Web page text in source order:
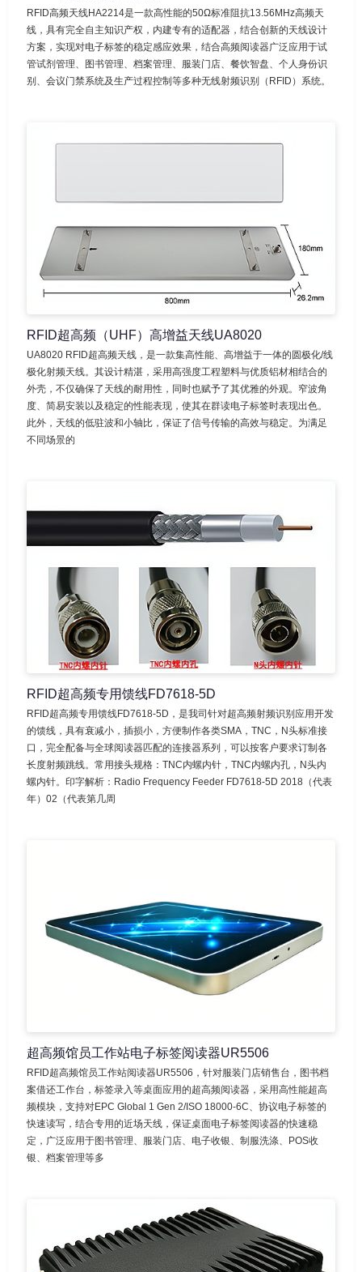
RFID高频天线HA2214是一款高性能的50Ω标准阻抗13.56MHz高频天
线，具有完全自主知识产权，内建专有的适配器，结合创新的天线设计
方案，实现对电子标签的稳定感应效果，结合高频阅读器广泛应用于试
管试剂管理、图书管理、档案管理、服装门店、餐饮智盘、个人身份识
别、会议门禁系统及生产过程控制等多种无线射频识别（RFID）系统。
RFID超高频（UHF）高增益天线UA8020
UA8020 RFID超高频天线，是一款集高性能、高增益于一体的圆极化/线
极化射频天线。其设计精湛，采用高强度工程塑料与优质铝材相结合的
外壳，不仅确保了天线的耐用性，同时也赋予了其优雅的外观。窄波角
度、简易安装以及稳定的性能表现，使其在群读电子标签时表现出色。
此外，天线的低驻波和小轴比，保证了信号传输的高效与稳定。为满足
不同场景的
RFID超高频专用馈线FD7618-5D
RFID超高频专用馈线FD7618-5D，是我司针对超高频射频识别应用开发
的馈线，具有衰减小，插损小，方便制作各类SMA，TNC，N头标准接
口，完全配备与全球阅读器匹配的连接器系列，可以按客户要求订制各
长度射频跳线。常用接头规格：TNC内螺内针，TNC内螺内孔，N头内
螺内针。印字解析：Radio Frequency Feeder FD7618-5D 2018（代表
年）02（代表第几周
超高频馆员工作站电子标签阅读器UR5506
RFID超高频馆员工作站阅读器UR5506，针对服装门店销售台，图书档
案借还工作台，标签录入等桌面应用的超高频阅读器，采用高性能超高
频模块，支持对EPC Global 1 Gen 2/ISO 18000-6C、协议电子标签的
快速读写，结合专用的近场天线，保证桌面电子标签阅读器的快速稳
定，广泛应用于图书管理、服装门店、电子收银、制服洗涤、POS收
银、档案管理等多